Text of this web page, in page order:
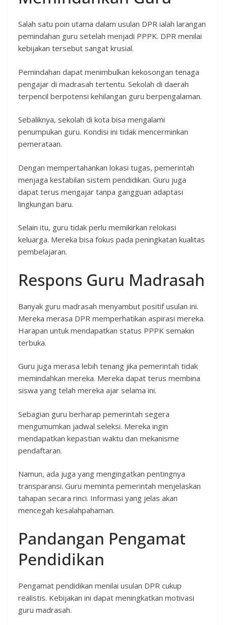
Salah satu poin utama dalam usulan DPR ialah larangan
pemindahan guru setelah menjadi PPPK. DPR menilai
kebijakan tersebut sangat krusial.
Pemindahan dapat menimbulkan kekosongan tenaga
pengajar di madrasah tertentu. Sekolah di daerah
terpencil berpotensi kehilangan guru berpengalaman.
Sebaliknya, sekolah di kota bisa mengalami
penumpukan guru. Kondisi ini tidak mencerminkan
pemerataan.
Dengan mempertahankan lokasi tugas, pemerintah
menjaga kestabilan sistem pendidikan. Guru juga
dapat terus mengajar tanpa gangguan adaptasi
lingkungan baru.
Selain itu, guru tidak perlu memikirkan relokasi
keluarga. Mereka bisa fokus pada peningkatan kualitas
pembelajaran.
Respons Guru Madrasah
Banyak guru madrasah menyambut positif usulan ini.
Mereka merasa DPR memperhatikan aspirasi mereka.
Harapan untuk mendapatkan status PPPK semakin
terbuka.
Guru juga merasa lebih tenang jika pemerintah tidak
memindahkan mereka. Mereka dapat terus membina
siswa yang telah mereka ajar selama ini.
Sebagian guru berharap pemerintah segera
mengumumkan jadwal seleksi. Mereka ingin
mendapatkan kepastian waktu dan mekanisme
pendaftaran.
Namun, ada juga yang mengingatkan pentingnya
transparansi. Guru meminta pemerintah menjelaskan
tahapan secara rinci. Informasi yang jelas akan
mencegah kesalahpahaman.
Pandangan Pengamat
Pendidikan
Pengamat pendidikan menilai usulan DPR cukup
realistis. Kebijakan ini dapat meningkatkan motivasi
guru madrasah.